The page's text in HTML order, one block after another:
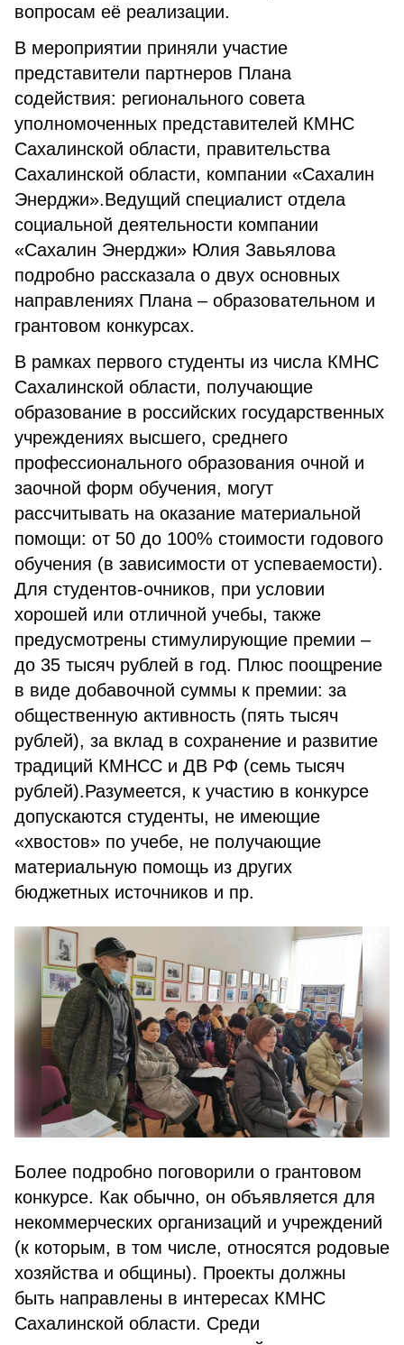
вопросам её реализации.
В мероприятии приняли участие
представители партнеров Плана
содействия: регионального совета
уполномоченных представителей КМНС
Сахалинской области, правительства
Сахалинской области, компании «Сахалин
Энерджи».Ведущий специалист отдела
социальной деятельности компании
«Сахалин Энерджи» Юлия Завьялова
подробно рассказала о двух основных
направлениях Плана – образовательном и
грантовом конкурсах.
В рамках первого студенты из числа КМНС
Сахалинской области, получающие
образование в российских государственных
учреждениях высшего, среднего
профессионального образования очной и
заочной форм обучения, могут
рассчитывать на оказание материальной
помощи: от 50 до 100% стоимости годового
обучения (в зависимости от успеваемости).
Для студентов-очников, при условии
хорошей или отличной учебы, также
предусмотрены стимулирующие премии –
до 35 тысяч рублей в год. Плюс поощрение
в виде добавочной суммы к премии: за
общественную активность (пять тысяч
рублей), за вклад в сохранение и развитие
традиций КМНСС и ДВ РФ (семь тысяч
рублей).Разумеется, к участию в конкурсе
допускаются студенты, не имеющие
«хвостов» по учебе, не получающие
материальную помощь из других
бюджетных источников и пр.
Более подробно поговорили о грантовом
конкурсе. Как обычно, он объявляется для
некоммерческих организаций и учреждений
(к которым, в том числе, относятся родовые
хозяйства и общины). Проекты должны
быть направлены в интересах КМНС
Сахалинской области. Среди